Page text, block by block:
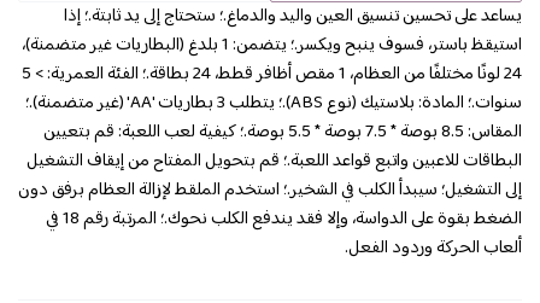
يساعد على تحسين تنسيق العين واليد والدماغ.؛ ستحتاج إلى يد ثابتة.؛ إذا
استيقظ باستر، فسوف ينبح ويكسر.؛ يتضمن: 1 بلدغ (البطاريات غير متضمنة)،
24 لونًا مختلفًا من العظام، 1 مقص أظافر قطط، 24 بطاقة.؛ الفئة العمرية: > 5
سنوات.؛ المادة: بلاستيك (نوع ABS).؛ يتطلب 3 بطاريات 'AA' (غير متضمنة).؛
المقاس: 8.5 بوصة * 7.5 بوصة * 5.5 بوصة.؛ كيفية لعب اللعبة: قم بتعيين
البطاقات للاعبين واتبع قواعد اللعبة.؛ قم بتحويل المفتاح من إيقاف التشغيل
إلى التشغيل؛ سيبدأ الكلب في الشخير.؛ استخدم الملقط لإزالة العظام برفق دون
الضغط بقوة على الدواسة، وإلا فقد يندفع الكلب نحوك.؛ المرتبة رقم 18 في
ألعاب الحركة وردود الفعل.